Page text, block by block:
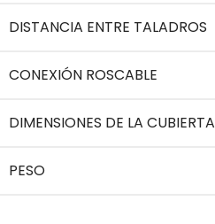
DISTANCIA ENTRE TALADROS
CONEXIÓN ROSCABLE
DIMENSIONES DE LA CUBIERTA
PESO